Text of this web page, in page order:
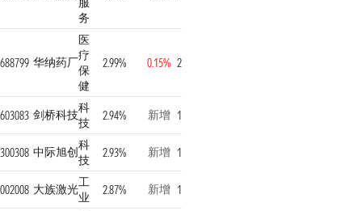
务
688799 华纳药厂
医
疗
保
健
2.99% 0.15% 2
603083 剑桥科技科
技
2.94% 新增 1
300308 中际旭创科
技
2.93% 新增 1
002008 大族激光工
业
2.87% 新增 1